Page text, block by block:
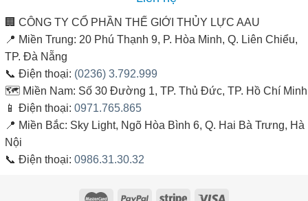
🏢 CÔNG TY CỔ PHẦN THẾ GIỚI THỦY LỰC AAU
📍 Miền Trung: 20 Phú Thạnh 9, P. Hòa Minh, Q. Liên Chiểu,
TP. Đà Nẵng
📞 Điện thoại: (0236) 3.792.999
🗺️ Miền Nam: Số 30 Đường 1, TP. Thủ Đức, TP. Hồ Chí Minh
📱 Điện thoại: 0971.765.865
📍 Miền Bắc: Sky Light, Ngõ Hòa Bình 6, Q. Hai Bà Trưng, Hà
Nội
📞 Điện thoại: 0986.31.30.32